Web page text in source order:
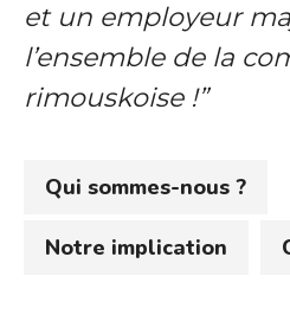
et un employeur
l’ensemble de la
rimouskoise !”
Qui sommes-nous ?
Notre implication